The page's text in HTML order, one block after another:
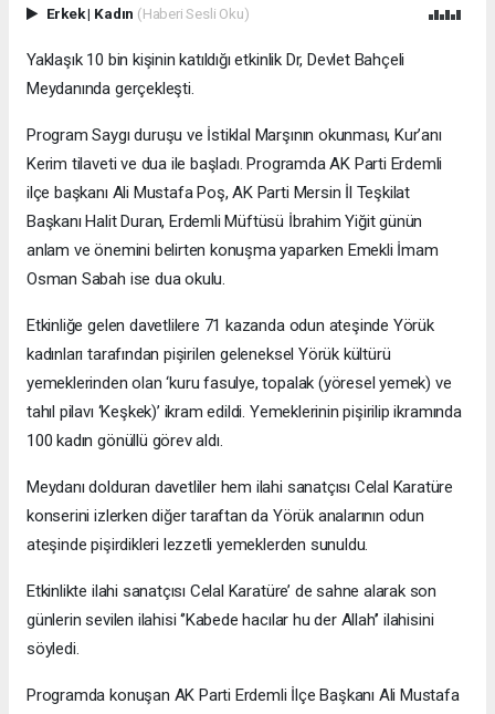
Erkek| Kadın (Haberi Sesli Oku)
Yaklaşık 10 bin kişinin katıldığı etkinlik Dr, Devlet Bahçeli
Meydanında gerçekleşti.
Program Saygı duruşu ve İstiklal Marşının okunması, Kur’anı
Kerim tilaveti ve dua ile başladı. Programda AK Parti Erdemli
ilçe başkanı Ali Mustafa Poş, AK Parti Mersin İl Teşkilat
Başkanı Halit Duran, Erdemli Müftüsü İbrahim Yiğit günün
anlam ve önemini belirten konuşma yaparken Emekli İmam
Osman Sabah ise dua okulu.
Etkinliğe gelen davetlilere 71 kazanda odun ateşinde Yörük
kadınları tarafından pişirilen geleneksel Yörük kültürü
yemeklerinden olan ‘kuru fasulye, topalak (yöresel yemek) ve
tahıl pilavı ‘Keşkek)’ ikram edildi. Yemeklerinin pişirilip ikramında
100 kadın gönüllü görev aldı.
Meydanı dolduran davetliler hem ilahi sanatçısı Celal Karatüre
konserini izlerken diğer taraftan da Yörük analarının odun
ateşinde pişirdikleri lezzetli yemeklerden sunuldu.
Etkinlikte ilahi sanatçısı Celal Karatüre’ de sahne alarak son
günlerin sevilen ilahisi ‘’Kabede hacılar hu der Allah’’ ilahisini
söyledi.
Programda konuşan AK Parti Erdemli İlçe Başkanı Ali Mustafa